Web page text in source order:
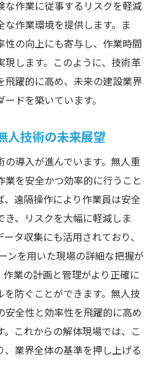
な作業に従事するリスクを軽減
な作業環境を提供します。ま
性の向上にも寄与し、作業時間
現します。このように、技術革
飛躍的に高め、未来の建設業界
ドを築いています。
人技術の未来展望
の導入が進んでいます。無人重
業を安全かつ効率的に行うこと
、遠隔操作により作業員は安全
き、リスクを大幅に軽減しま
タ収集にも活用されており、
ンを用いた現場の詳細な把握が
作業の計画と管理がより正確に
を防ぐことができます。無人技
安全性と効率性を飛躍的に高め
。これからの解体現場では、こ
、業界全体の基準を押し上げる